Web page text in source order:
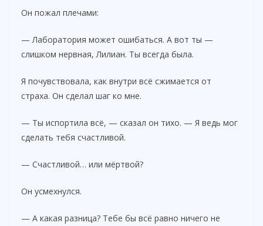
Он пожал плечами:
— Лаборатория может ошибаться. А вот ты —
слишком нервная, Лилиан. Ты всегда была.
Я почувствовала, как внутри всё сжимается от
страха. Он сделал шаг ко мне.
— Ты испортила всё, — сказал он тихо. — Я ведь мог
сделать тебя счастливой.
— Счастливой… или мёртвой?
Он усмехнулся.
— А какая разница? Тебе бы всё равно ничего не